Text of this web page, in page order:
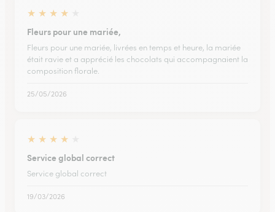
★ ★ ★ ★
Fleurs pour une mariée,
Fleurs pour une mariée, livrées en temps et heure, la mariée
était ravie et a apprécié les chocolats qui accompagnaient la
composition florale.
25/05/2026
★ ★ ★ ★
Service global correct
Service global correct
19/03/2026